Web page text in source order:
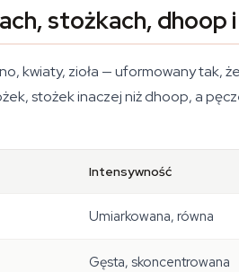
stożkach, dhoop i
kwiaty, zioła — uformowany tak,
stożek inaczej niż dhoop, a
Intensywność
Umiarkowana, równa
Gęsta, skoncentrowana